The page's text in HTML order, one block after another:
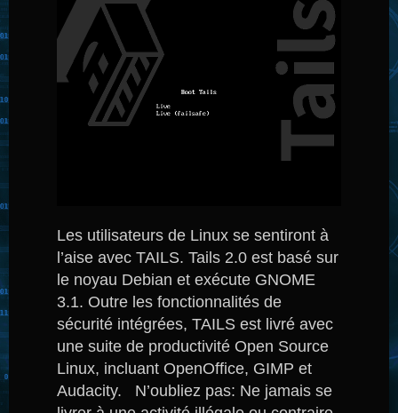
Les utilisateurs de Linux se sentiront à
l’aise avec TAILS. Tails 2.0 est basé sur
le noyau Debian et exécute GNOME
3.1. Outre les fonctionnalités de
sécurité intégrées, TAILS est livré avec
une suite de productivité Open Source
Linux, incluant OpenOffice, GIMP et
Audacity.
N’oubliez pas: Ne jamais se